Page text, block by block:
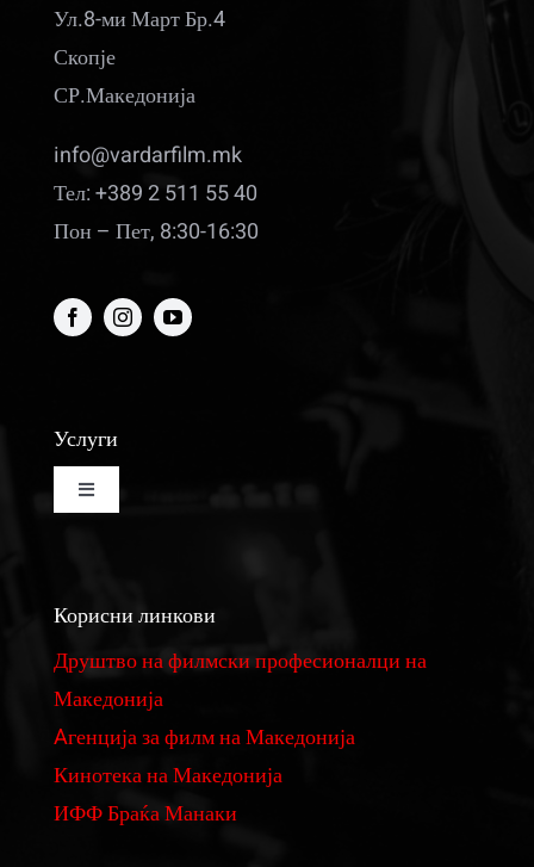
Ул.8-ми Март Бр.4
Скопје
СР.Македонија
info@vardarfilm.mk
Тел: +389 2 511 55 40
Пон – Пет, 8:30-16:30
Услуги
Toggle
Navigation
Изнајмување на студио за монтажа и колор
Реквизити
Филмови
Корисни линкови
Друштво на филмски професионалци на
Македонија
Aгенција за филм на Македонија
Кинотека на Македонија
ИФФ Браќа Манаки